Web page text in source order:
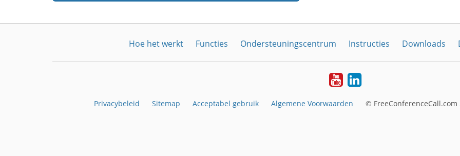
Hoe het werkt Functies Ondersteuningscentrum Instructies Downloads
YouTubeLinkedIn
Privacybeleid Sitemap Acceptabel gebruik Algemene Voorwaarden © FreeConferenceCall.com